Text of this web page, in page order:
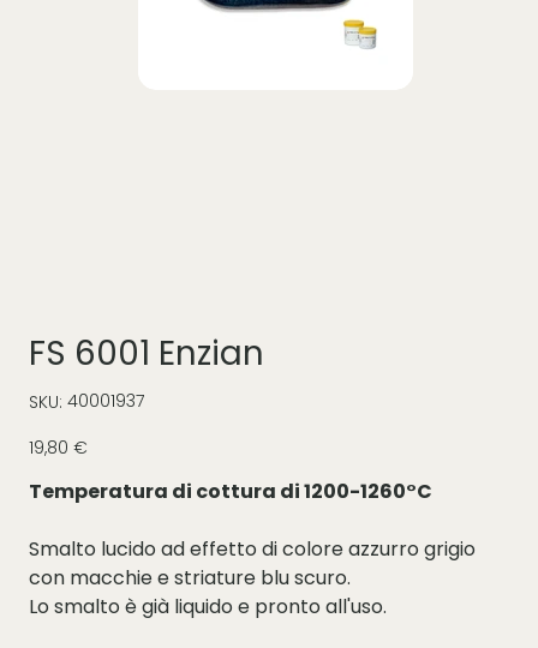
FS 6001 Enzian
SKU:
SKU
40001937
40001937
Prezzo
19,80 €
Temperatura di cottura di 1200-1260°C
Smalto lucido ad effetto di colore azzurro grigio
con macchie e striature blu scuro.
Lo smalto è già liquido e pronto all'uso.